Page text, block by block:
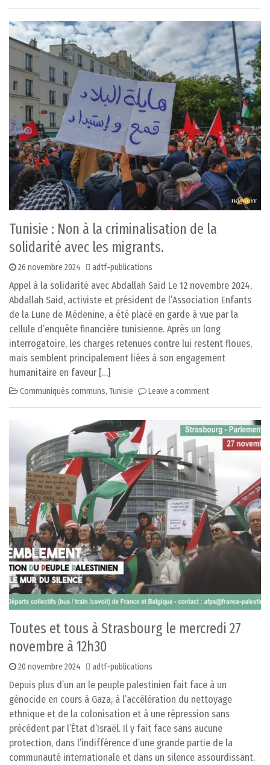
Tunisie : Non à la criminalisation de la
solidarité avec les migrants.
26 novembre 2024 adtf-publications
Appel à la solidarité avec Abdallah Said Le 12 novembre 2024,
Abdallah Said, activiste et président de l’Association Enfants
de la Lune de Médenine, a été placé en garde à vue par la
cellule d’enquête financière tunisienne. Après un long
interrogatoire, les charges retenues contre lui restent floues,
mais semblent principalement liées à son engagement
humanitaire en faveur […]
Communiqués communs, Tunisie Leave a comment
Toutes et tous à Strasbourg le mercredi 27
novembre à 12h30
20 novembre 2024 adtf-publications
Depuis plus d’un an le peuple palestinien fait face à un
génocide en cours à Gaza, à l’accélération du nettoyage
ethnique et de la colonisation et à une répression sans
précédent par l’État d’Israël. Il y fait face sans aucune
protection, dans l’indifférence d’une grande partie de la
communauté internationale et dans un silence assourdissant.